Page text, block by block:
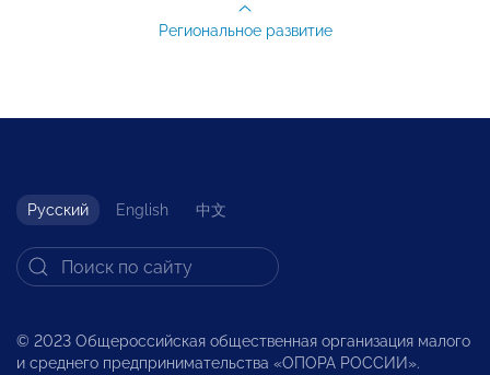
Региональное развитие
Русский English 中文
© 2023 Общероссийская общественная организация малого
и среднего предпринимательства «ОПОРА РОССИИ».